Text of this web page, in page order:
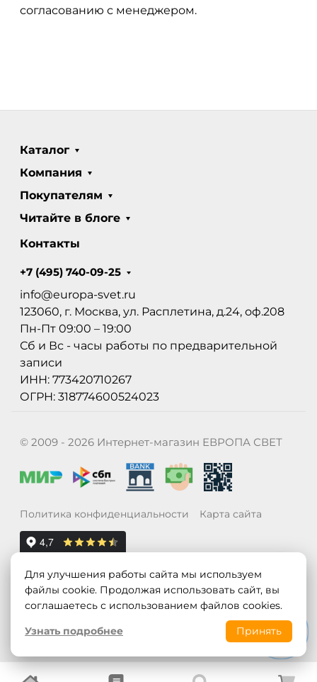
согласованию с менеджером.
Каталог
Компания
Покупателям
Читайте в блоге
Контакты
+7 (495) 740-09-25
info@europa-svet.ru
123060, г. Москва, ул. Расплетина, д.24, оф.208
Пн-Пт 09:00 – 19:00
Сб и Вс - часы работы по предварительной
записи
ИНН: 773420710267
ОГРН: 318774600524023
© 2009 - 2026 Интернет-магазин ЕВРОПА СВЕТ
Политика конфиденциальности Карта сайта
Для улучшения работы сайта мы используем
файлы cookie. Продолжая использовать сайт, вы
соглашаетесь с использованием файлов cookies.
Узнать подробнее
Принять